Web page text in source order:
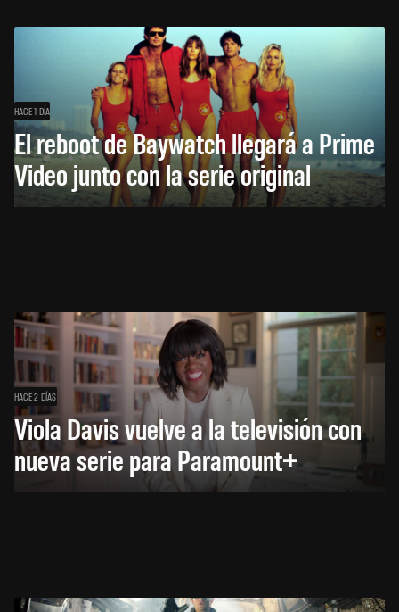
HACE 1 DÍA
El reboot de Baywatch llegará a Prime
Video junto con la serie original
HACE 2 DÍAS
Viola Davis vuelve a la televisión con
nueva serie para Paramount+